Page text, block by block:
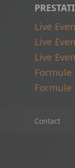
Live
Live
Live
Formule
Formule
Contact